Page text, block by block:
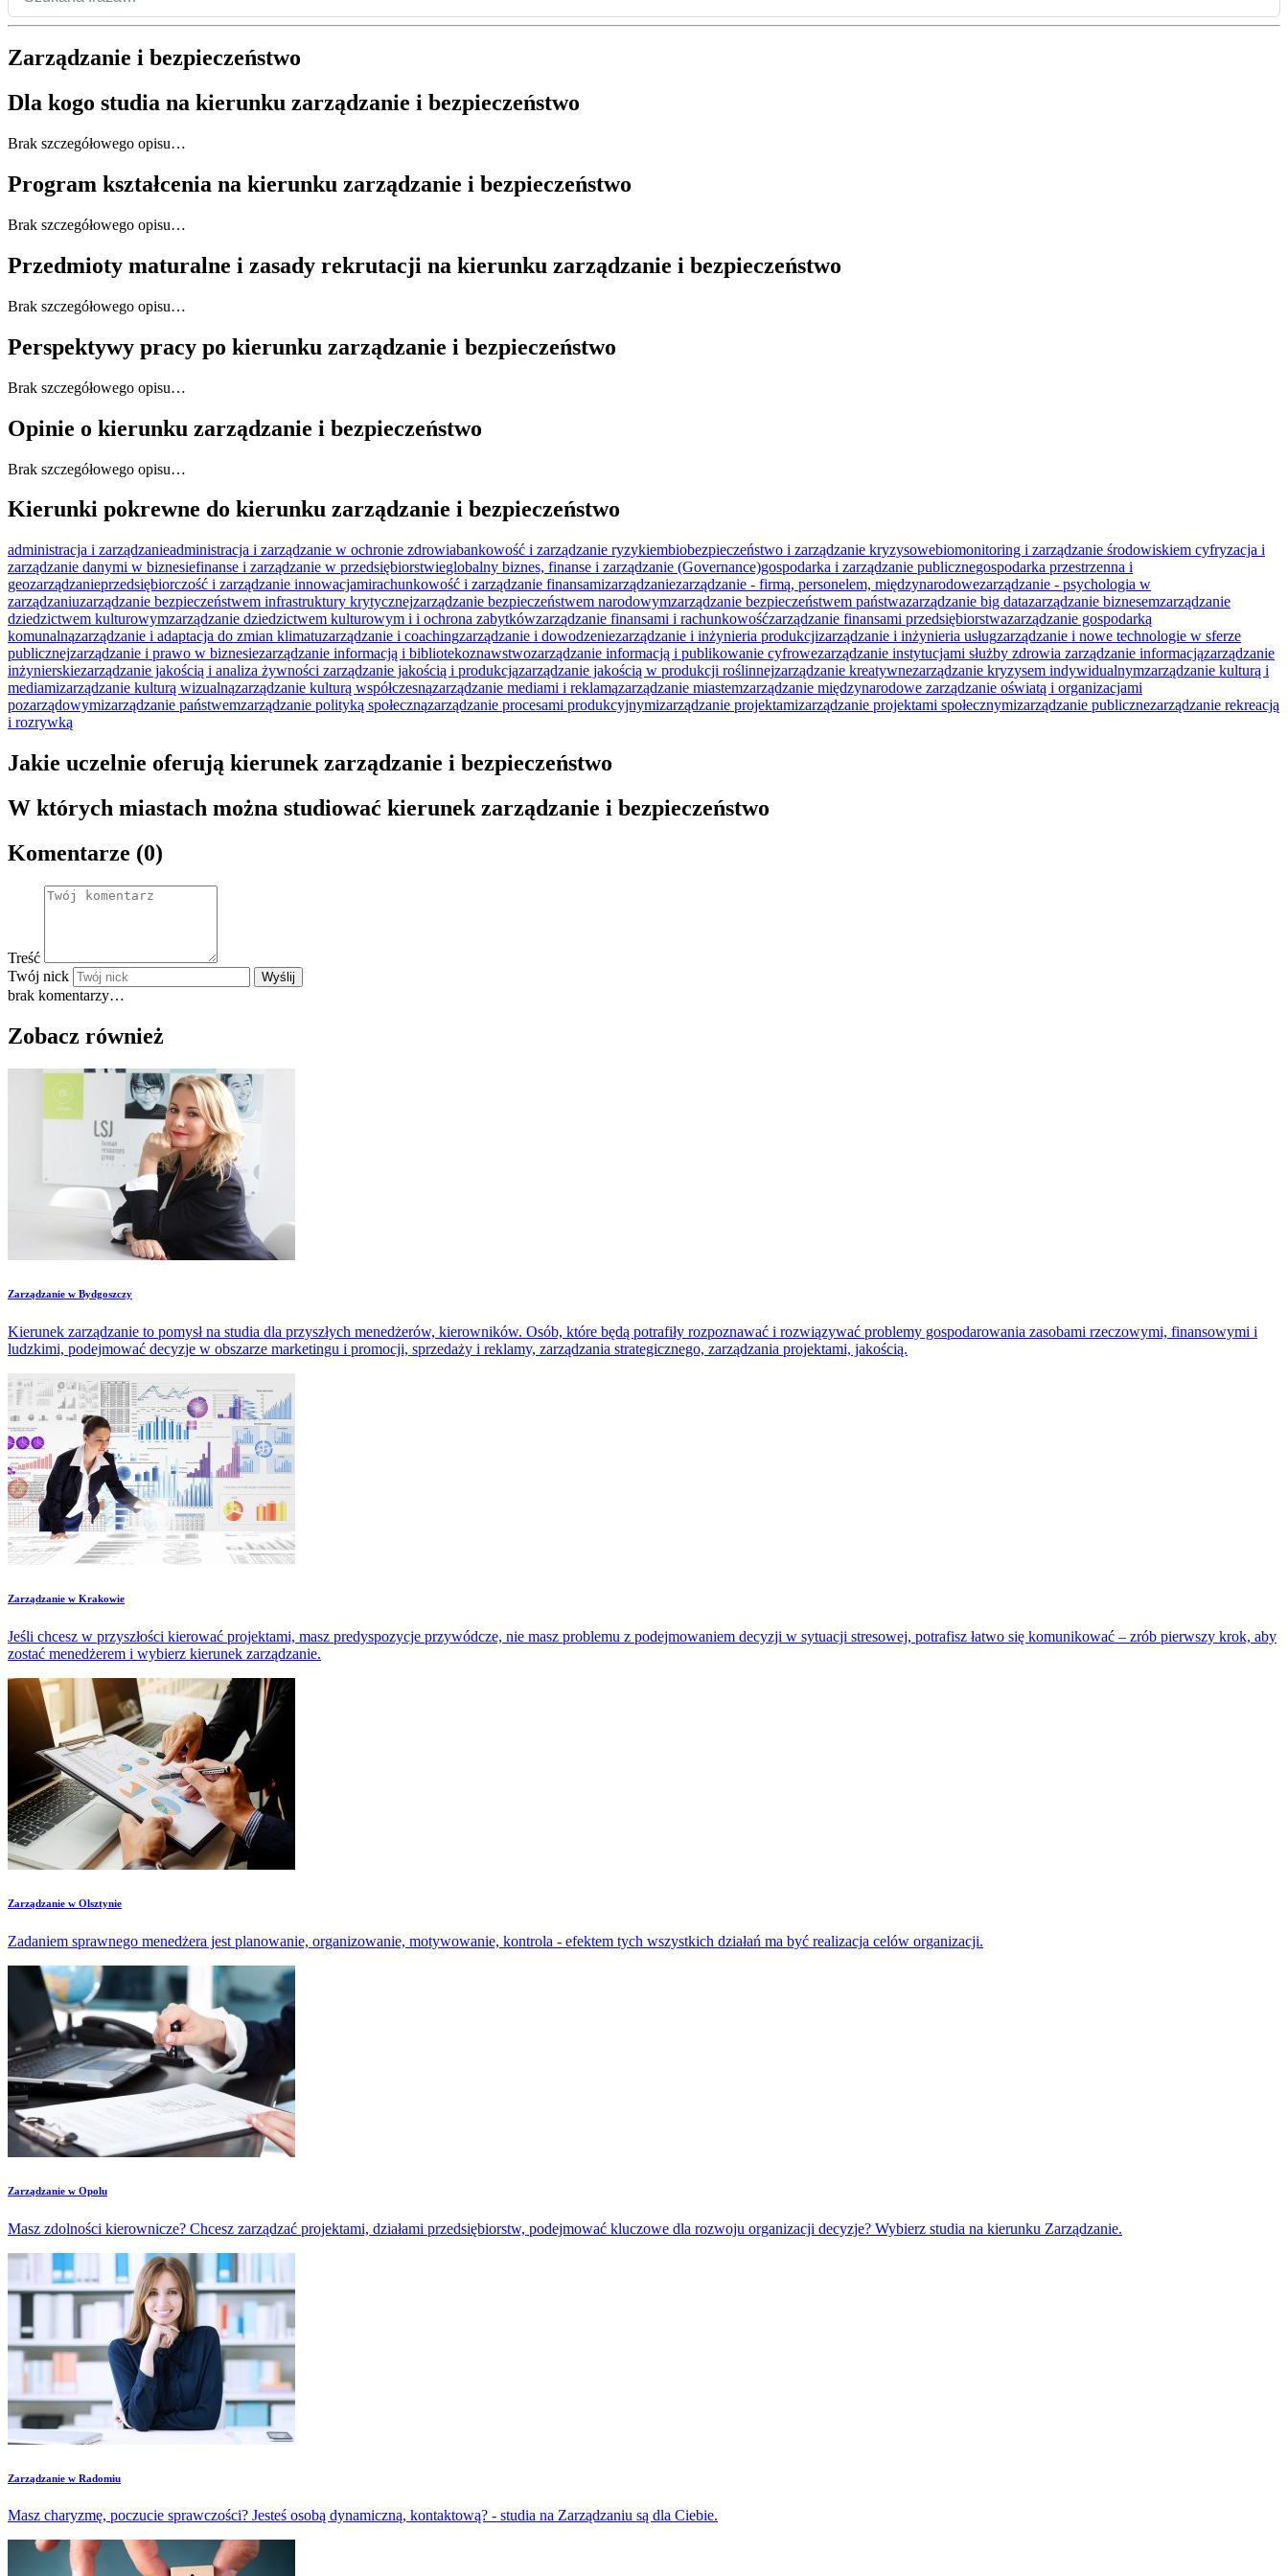
Zarządzanie i bezpieczeństwo
Dla kogo studia na kierunku zarządzanie i bezpieczeństwo
Brak szczegółowego opisu…
Program kształcenia na kierunku zarządzanie i bezpieczeństwo
Brak szczegółowego opisu…
Przedmioty maturalne i zasady rekrutacji na kierunku zarządzanie i bezpieczeństwo
Brak szczegółowego opisu…
Perspektywy pracy po kierunku zarządzanie i bezpieczeństwo
Brak szczegółowego opisu…
Opinie o kierunku zarządzanie i bezpieczeństwo
Brak szczegółowego opisu…
Kierunki pokrewne do kierunku zarządzanie i bezpieczeństwo
administracja i zarządzanieadministracja i zarządzanie w ochronie zdrowiabankowość i zarządzanie ryzykiembiobezpieczeństwo i zarządzanie kryzysowebiomonitoring i zarządzanie środowiskiem cyfryzacja i
zarządzanie danymi w biznesiefinanse i zarządzanie w przedsiębiorstwieglobalny biznes, finanse i zarządzanie (Governance)gospodarka i zarządzanie publicznegospodarka przestrzenna i
geozarządzanieprzedsiębiorczość i zarządzanie innowacjamirachunkowość i zarządzanie finansamizarządzaniezarządzanie - firmą, personelem, międzynarodowezarządzanie - psychologia w
zarządzaniuzarządzanie bezpieczeństwem infrastruktury krytycznejzarządzanie bezpieczeństwem narodowymzarządzanie bezpieczeństwem państwazarządzanie big datazarządzanie biznesemzarządzanie
dziedzictwem kulturowymzarządzanie dziedzictwem kulturowym i i ochrona zabytkówzarządzanie finansami i rachunkowośćzarządzanie finansami przedsiębiorstwazarządzanie gospodarką
komunalnązarządzanie i adaptacja do zmian klimatuzarządzanie i coachingzarządzanie i dowodzeniezarządzanie i inżynieria produkcjizarządzanie i inżynieria usługzarządzanie i nowe technologie w sferze
publicznejzarządzanie i prawo w biznesiezarządzanie informacją i bibliotekoznawstwozarządzanie informacją i publikowanie cyfrowezarządzanie instytucjami służby zdrowia zarządzanie in­for­macjązarządzanie
inżynierskiezarządzanie jakością i analiza żywności zarządzanie jakością i produkcjązarządzanie jakością w produkcji roślinnejzarządzanie kreatywnezarządzanie kryzysem indywidualnymzarządzanie kulturą i
mediamizarządzanie kulturą wizualnązarządzanie kulturą współczesnązarządzanie mediami i reklamązarządzanie miastemzarządzanie międzynarodowe zarządzanie oświatą i organizacjami
pozarządowymizarządzanie państwemzarządzanie polityką społecznązarządzanie procesami produkcyjnymizarządzanie projektamizarządzanie projektami społecznymizarządzanie publicznezarządzanie rekreacją
i rozrywką
Jakie uczelnie oferują kierunek zarządzanie i bezpieczeństwo
W których miastach można studiować kierunek zarządzanie i bezpieczeństwo
Komentarze (0)
Treść
Twój nick
Wyślij
brak komentarzy…
Zobacz również
Zarządzanie w Bydgoszczy
Kierunek zarządzanie to pomysł na studia dla przyszłych menedżerów, kierowników. Osób, które będą potrafiły rozpoznawać i rozwiązywać problemy gospodarowania zasobami rzeczowymi, finansowymi i
ludzkimi, podejmować decyzje w obszarze marketingu i promocji, sprzedaży i reklamy, zarządzania strategicznego, zarządzania projektami, jakością.
Zarządzanie w Krakowie
Jeśli chcesz w przyszłości kierować projektami, masz predyspozycje przywódcze, nie masz problemu z podejmowaniem decyzji w sytuacji stresowej, potrafisz łatwo się komunikować – zrób pierwszy krok, aby
zostać menedżerem i wybierz kierunek zarządzanie.
Zarządzanie w Olsztynie
Zadaniem sprawnego menedżera jest planowanie, organizowanie, motywowanie, kontrola - efektem tych wszystkich działań ma być realizacja celów organizacji.
Zarządzanie w Opolu
Masz zdolności kierownicze? Chcesz zarządzać projektami, działami przedsiębiorstw, podejmować kluczowe dla rozwoju organizacji decyzje? Wybierz studia na kierunku Zarządzanie.
Zarządzanie w Radomiu
Masz charyzmę, poczucie sprawczości? Jesteś osobą dynamiczną, kontaktową? - studia na Zarządzaniu są dla Ciebie.